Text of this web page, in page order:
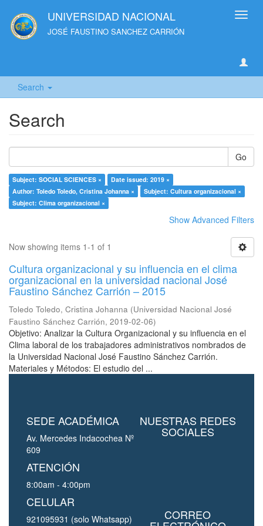
UNIVERSIDAD NACIONAL
JOSÉ FAUSTINO SANCHEZ CARRIÓN
Search
Search
Go
Subject: SOCIAL SCIENCES ×
Date issued: 2019 ×
Author: Toledo Toledo, Cristina Johanna ×
Subject: Cultura organizacional ×
Subject: Clima organizacional ×
Show Advanced Filters
Now showing items 1-1 of 1
Cultura organizacional y su influencia en el clima
organizacional en la universidad nacional José
Faustino Sánchez Carrión – 2015
Toledo Toledo, Cristina Johanna (Universidad Nacional José
Faustino Sánchez Carrión, 2019-02-06)
Objetivo: Analizar la Cultura Organizacional y su influencia en el
Clima laboral de los trabajadores administrativos nombrados de
la Universidad Nacional José Faustino Sánchez Carrión.
Materiales y Métodos: El estudio del ...
SEDE ACADÉMICA
Av. Mercedes Indacochea Nº
609
ATENCIÓN
8:00am - 4:00pm
CELULAR
921095931 (solo Whatsapp)
NUESTRAS REDES
SOCIALES
CORREO